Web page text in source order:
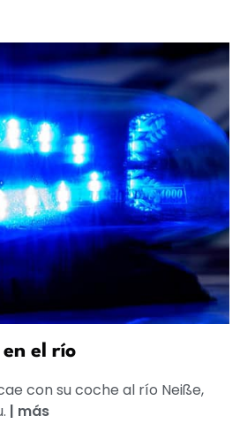
en el río
con su coche al río Neiße,
| más